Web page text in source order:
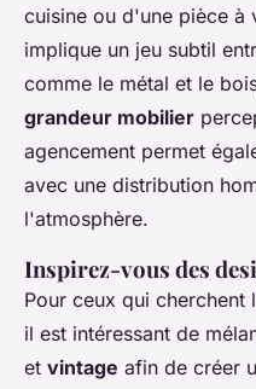
cuisine ou d'une pièce à
implique un jeu subtil
comme le métal et le
grandeur mobilier
agencement permet
avec une distribution
l'atmosphère.
Inspirez-vous des
Pour ceux qui
il est intéressant de
et vintage afin de créer